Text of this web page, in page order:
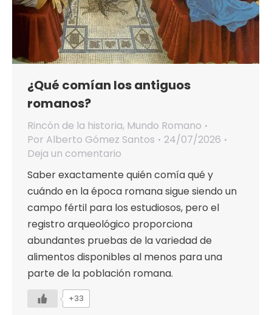
¿Qué comían los antiguos
romanos?
Rincón de la historia, Mundo Romano
Por Alberto Gómez Santos
24/07/2026
Deja un comentario
Saber exactamente quién comía qué y
cuándo en la época romana sigue siendo un
campo fértil para los estudiosos, pero el
registro arqueológico proporciona
abundantes pruebas de la variedad de
alimentos disponibles al menos para una
parte de la población romana.
+33